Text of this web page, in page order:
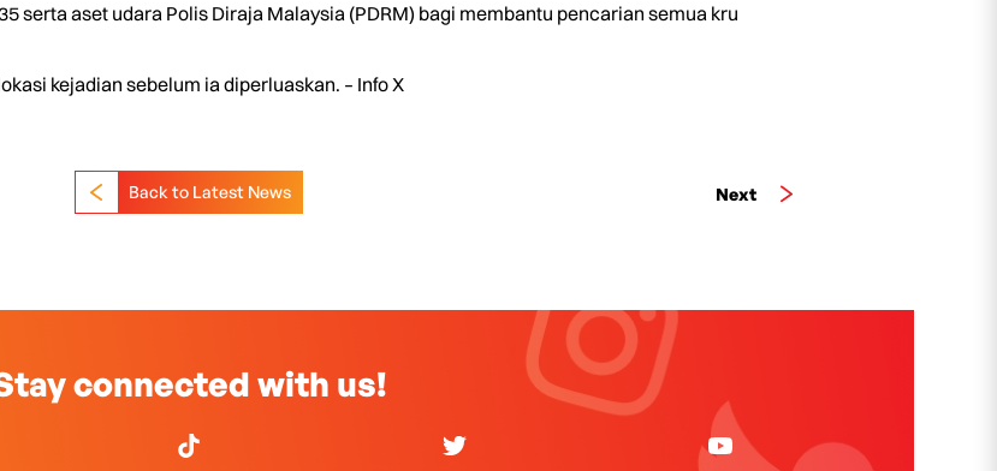
serta aset udara Polis Diraja Malaysia (PDRM) bagi membantu pencarian semua kru
kejadian sebelum ia diperluaskan. – Info X
Next
Back to Latest News
connected with us!